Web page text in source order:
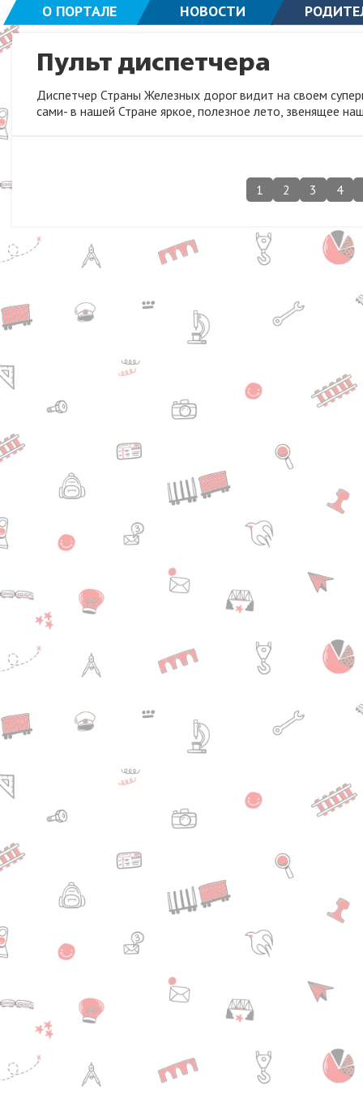
О ПОРТАЛЕ НОВОСТИ
Пульт диспетчера
Диспетчер Страны Железных дорог видит на своем
сами- в нашей Стране яркое, полезное лето, звенящее
1 2 3 4